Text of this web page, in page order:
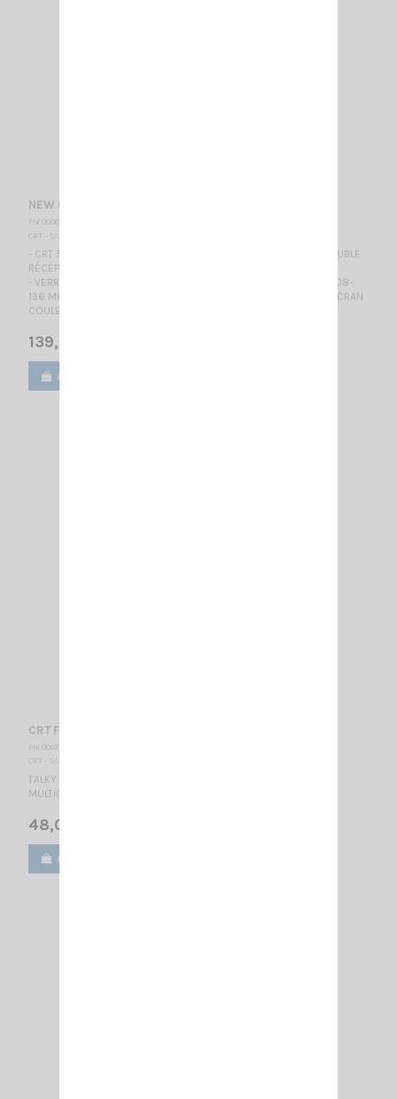
NEW CRT 5 CF
PM 000880
CRT - SUPERSTAR
- CRT 5CF TALKY WALKY RADIO AMATEUR BIBANDE VÉRITABLE DOUBLE
RÉCEPTEURS SIMULTANÉS - SQUELCH RÉGLABLE EN AM/FM
- VERROUILLAGE DU BOUTON ROTACTEUR et CLAVIER + VHF AM 108-
136 MHz RX uniquement (Bande Aviation) avec 8.33K + LARGE ÉCRAN
COULEUR ---REMPLACE ET 100% COMPATIBLE AVEC LE CRT 4CF---
139,00 €
Ajouter au panier
CRT FP 00 NOIR
PM 000770
CRT - SUPERSTAR
TALKY WALKY RADIO AMATEUR BIBANDE - AFFICHEUR BLEU
MULTICOULEURS
48,00 €
Ajouter au panier